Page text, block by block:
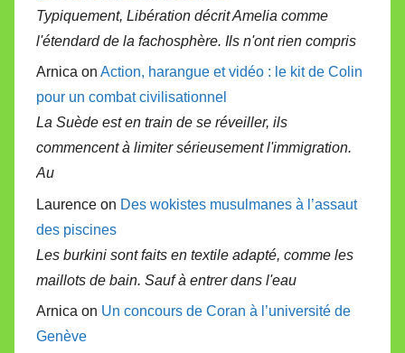
Typiquement, Libération décrit Amelia comme
l'étendard de la fachosphère. Ils n'ont rien compris
Arnica on Action, harangue et vidéo : le kit de Colin
pour un combat civilisationnel
La Suède est en train de se réveiller, ils
commencent à limiter sérieusement l'immigration.
Au
Laurence on Des wokistes musulmanes à l’assaut
des piscines
Les burkini sont faits en textile adapté, comme les
maillots de bain. Sauf à entrer dans l'eau
Arnica on Un concours de Coran à l’université de
Genève